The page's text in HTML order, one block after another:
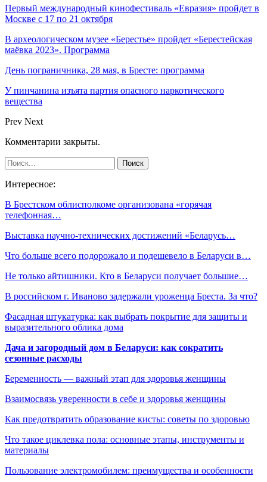
Первый международный кинофестиваль «Евразия» пройдет в
Москве с 17 по 21 октября
В археологическом музее «Берестье» пройдет «Берестейская
маёвка 2023». Программа
День пограничника, 28 мая, в Бресте: программа
У пинчанина изъята партия опасного наркотического
вещества
Prev Next
Комментарии закрыты.
Интересное:
В Брестском облисполкоме организована «горячая
телефонная…
Выставка научно-технических достижений «Беларусь…
Что больше всего подорожало и подешевело в Беларуси в…
Не только айтишники. Кто в Беларуси получает большие…
В российском г. Иваново задержали уроженца Бреста. За что?
Фасадная штукатурка: как выбрать покрытие для защиты и
выразительного облика дома
Дача и загородный дом в Беларуси: как сократить
сезонные расходы
Беременность — важный этап для здоровья женщины
Взаимосвязь уверенности в себе и здоровья женщины
Как предотвратить образование кисты: советы по здоровью
Что такое циклевка пола: основные этапы, инструменты и
материалы
Пользование электромобилем: преимущества и особенности